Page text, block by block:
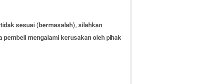
sesuai (bermasalah), silahkan
mengalami kerusakan oleh pihak